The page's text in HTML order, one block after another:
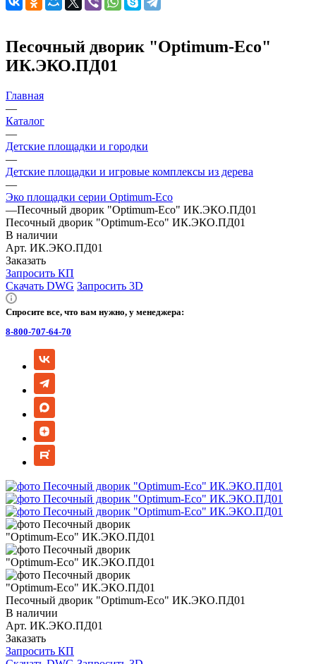
Песочный дворик "Оptimum-Еco"
ИК.ЭКО.ПД01
Главная
—
Каталог
—
Детские площадки и городки
—
Детские площадки и игровые комплексы из дерева
—
Эко площадки серии Оptimum-Еco
—Песочный дворик "Оptimum-Еco" ИК.ЭКО.ПД01
Песочный дворик "Оptimum-Еco" ИК.ЭКО.ПД01
В наличии
Арт. ИК.ЭКО.ПД01
Заказать
Запросить КП
Скачать DWG Запросить 3D
Спросите все, что вам нужно, у менеджера:
8-800-707-64-70
Песочный дворик "Оptimum-Еco" ИК.ЭКО.ПД01
В наличии
Арт. ИК.ЭКО.ПД01
Заказать
Запросить КП